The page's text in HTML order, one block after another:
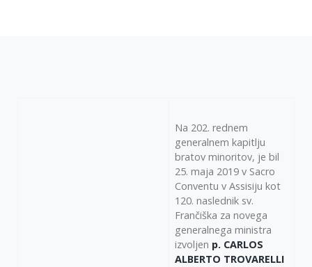
Na 202. rednem
generalnem kapitlju
bratov minoritov, je bil
25. maja 2019 v Sacro
Conventu v Assisiju kot
120. naslednik sv.
Frančiška za novega
generalnega ministra
izvoljen p. CARLOS
ALBERTO TROVARELLI